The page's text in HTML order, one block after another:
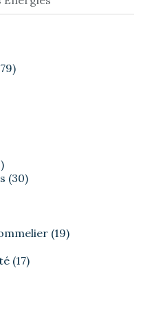
(30)
(19)
(17)